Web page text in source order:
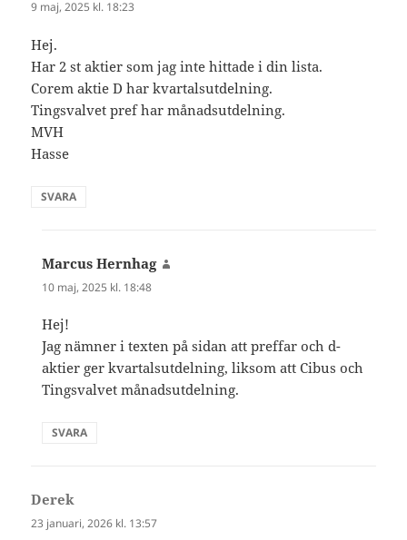
9 maj, 2025 kl. 18:23
Hej.
Har 2 st aktier som jag inte hittade i din lista.
Corem aktie D har kvartalsutdelning.
Tingsvalvet pref har månadsutdelning.
MVH
Hasse
SVARA
Marcus Hernhag
10 maj, 2025 kl. 18:48
Hej!
Jag nämner i texten på sidan att preffar och d-
aktier ger kvartalsutdelning, liksom att Cibus och
Tingsvalvet månadsutdelning.
SVARA
Derek
23 januari, 2026 kl. 13:57